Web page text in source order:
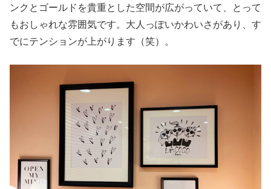
ンクとゴールドを貴重とした空間が広がっていて、とって
もおしゃれな雰囲気です。大人っぽいかわいさがあり、す
でにテンションが上がります（笑）。